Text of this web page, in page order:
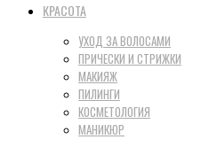
КРАСОТА
УХОД ЗА ВОЛОСАМИ
ПРИЧЕСКИ И СТРИЖКИ
МАКИЯЖ
ПИЛИНГИ
КОСМЕТОЛОГИЯ
МАНИКЮР